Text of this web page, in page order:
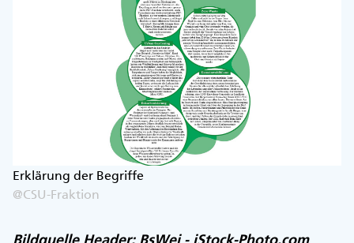
Erklärung der Begriffe
@CSU-Fraktion